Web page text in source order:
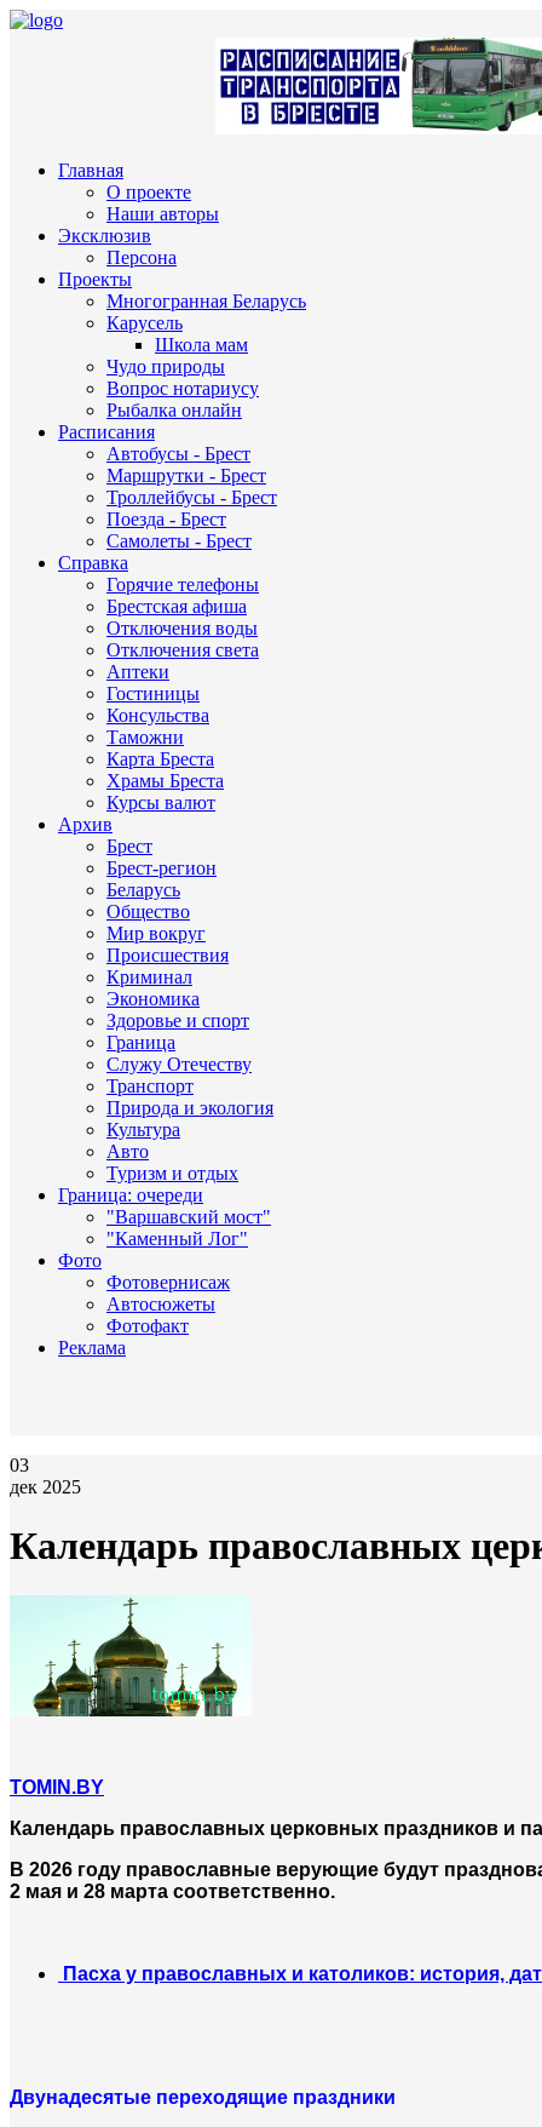
Главная
О проекте
Наши авторы
Эксклюзив
Персона
Проекты
Многогранная Беларусь
Карусель
Школа мам
Чудо природы
Вопрос нотариусу
Рыбалка онлайн
Расписания
Автобусы - Брест
Маршрутки - Брест
Троллейбусы - Брест
Поезда - Брест
Самолеты - Брест
Справка
Горячие телефоны
Брестская афиша
Отключения воды
Отключения света
Аптеки
Гостиницы
Консульства
Таможни
Карта Бреста
Храмы Бреста
Курсы валют
Архив
Брест
Брест-регион
Беларусь
Общество
Мир вокруг
Происшествия
Криминал
Экономика
Здоровье и спорт
Граница
Служу Отечеству
Транспорт
Природа и экология
Культура
Авто
Туризм и отдых
Граница: очереди
"Варшавский мост"
"Каменный Лог"
Фото
Фотовернисаж
Автосюжеты
Фотофакт
Реклама
03
дек 2025
Календарь православных
TOMIN.BY
Календарь православных церковных праздников и
В 2026 году православные верующие будут
2 мая и 28 марта соответственно.
Пасха у православных и католиков: история,
Двунадесятые переходящие праздники